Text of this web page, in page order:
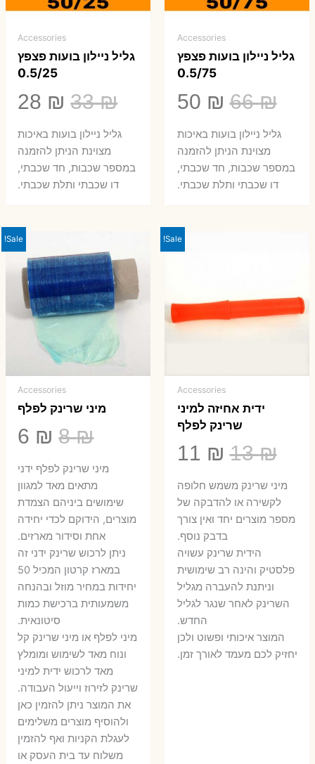
Accessories
גליל ניילון בועות פצפץ
0.5/75
66₪
המחיר
המקורי
היה:
66 ₪.
50 ₪
הנוכחיגליל ניילון בועות באיכות
מצוינת הניתן להזמנה
במספר שכבות, חד שכבתי,
דו שכבתי ותלת שכבתי.
Accessories
גליל ניילון בועות פצפץ
0.5/25
33₪
המחיר
המקורי
היה:
33 ₪.
28 ₪
₪.
גליל ניילון בועות באיכות
מצוינת הניתן להזמנה
במספר שכבות, חד שכבתי,
דו שכבתי ותלת שכבתי.
Sale!
Accessories
ידית אחיזה למיני
שרינק לפלף
13₪
המחיר
המקורי
היה:
13 ₪.
11 ₪
הוא:
​מיני שרינק משמש חלופה
לקשירה או להדבקה של
מספר מוצרים יחד ואין צורך
בדבק נוסף.
הידית שרינק עשויה
פלסטיק והינה רב שימושית
וניתנת להעברה מגליל
השרינק לאחר שנגר לגליל
החדש.
המוצר איכותי ופשוט ולכן
יחזיק לכם מעמד לאורך זמן.
Sale!
Accessories
מיני שרינק לפלף
8₪
היה:
8 ₪.
6 ₪
6 ₪.
מיני שרינק לפלף ידני
מתאים מאד למגוון
שימושים ביניהם הצמדת
מוצרים, הידוקם לכדי יחידה
אחת וסידור מארזים.
ניתן לרכוש שרינק ידני זה
במארז קרטון המכיל 50
יחידות במחיר מוזל ובהנחה
משמעותית ברכישת כמות
סיטונאית.
מיני לפלף או מיני שרינק קל
ונוח מאד לשימוש ומומלץ
מאד לרכוש ידית למיני
שרינק לזירוז וייעול העבודה.
את המוצר ניתן להזמין כאן
ולהוסיף מוצרים משלימים
לעגלת הקניות ואף להזמין
משלוח עד בית העסק או